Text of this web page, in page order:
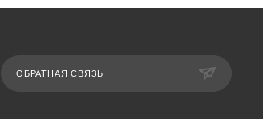
ОБРАТНАЯ СВЯЗЬ